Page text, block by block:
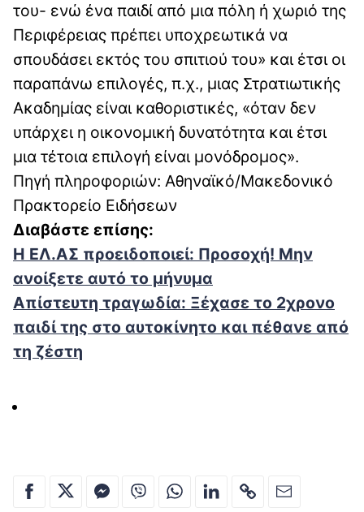
του- ενώ ένα παιδί από μια πόλη ή χωριό της
Περιφέρειας πρέπει υποχρεωτικά να
σπουδάσει εκτός του σπιτιού του» και έτσι οι
παραπάνω επιλογές, π.χ., μιας Στρατιωτικής
Ακαδημίας είναι καθοριστικές, «όταν δεν
υπάρχει η οικονομική δυνατότητα και έτσι
μια τέτοια επιλογή είναι μονόδρομος».
Πηγή πληροφοριών: Αθηναϊκό/Μακεδονικό
Πρακτορείο Ειδήσεων
Διαβάστε επίσης:
Η ΕΛ.ΑΣ προειδοποιεί: Προσοχή! Μην
ανοίξετε αυτό το μήνυμα
Απίστευτη τραγωδία: Ξέχασε το 2χρονο
παιδί της στο αυτοκίνητο και πέθανε από
τη ζέστη